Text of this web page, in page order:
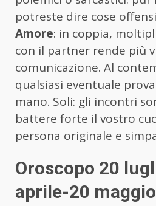
potreste dire cose
Amore: in coppia,
con il partner rende più
comunicazione. Al
qualsiasi eventuale
mano. Soli: gli incontri
battere forte il vostro
persona originale e
Oroscopo 20
aprile-20